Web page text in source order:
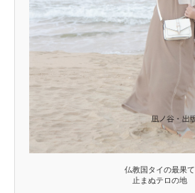
仏教国タイの最果て
止まぬテロの地